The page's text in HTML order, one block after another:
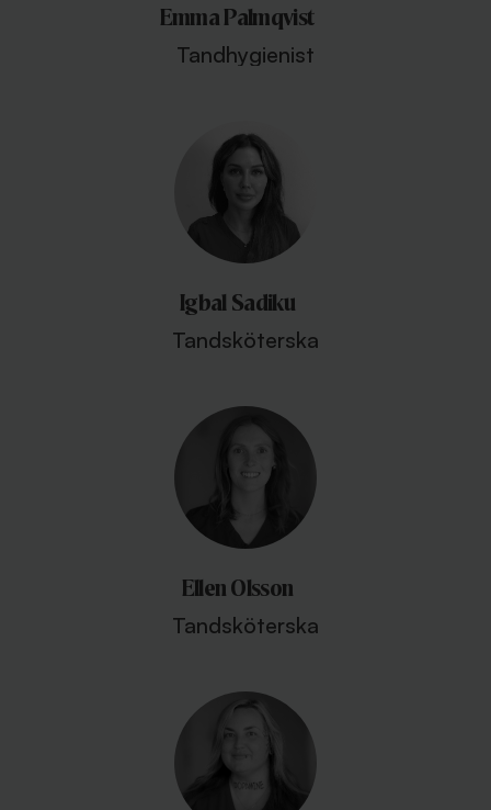
Emma Palmqvist
Tandhygienist
Igbal Sadiku
Tandsköterska
Ellen Olsson
Tandsköterska